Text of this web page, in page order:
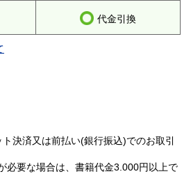
代金引換
決済又は前払い(銀行振込)でのお取引
必要な場合は、書籍代金3.000円以上で